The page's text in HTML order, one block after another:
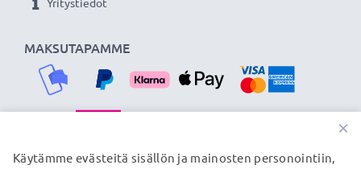
MAKSUTAPAMME
TOIMITUSKUMPPANIMME
×
Käytämme evästeitä sisällön ja mainosten personointiin,